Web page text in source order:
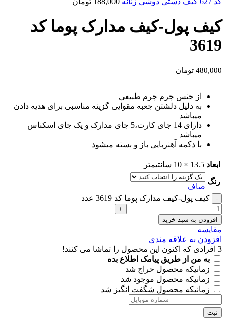
کیف پول-کیف مدارک پوما کد
3619
480,000 تومان
از جنس چرم چرم طبیعی
به دلیل دلشتن جعبه مقوایی گزینه مناسبی برای هدیه دادن
میباشد
دارای 14 جای کارت،5 جای مدارک و یک جای اسکناس
میباشد
با دکمه آهنربایی باز و بسته میشود
ابعاد 13.5 × 10 سانتیمتر
رنگ
صاف
کیف پول-کیف مدارک پوما کد 3619 عدد
افزودن به سبد خرید
مقايسه
افزودن به علاقه مندی
3 افرادی که اکنون این محصول را تماشا می کنند!
به من از طریق پیامک اطلاع بده
زمانیکه محصول حراج شد
زمانیکه محصول موجود شد
زمانیکه محصول شگفت انگیز شد
ثبت